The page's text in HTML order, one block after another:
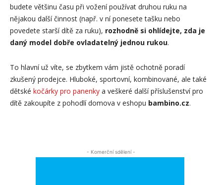
budete většinu času při vožení používat druhou ruku na
nějakou další činnost (např. v ní ponesete tašku nebo
povedete starší dítě za ruku), rozhodně si ohlídejte, zda je
daný model dobře ovladatelný jednou rukou.
To hlavní už víte, se zbytkem vám jistě ochotně poradí
zkušený prodejce. Hluboké, sportovní, kombinované, ale také
dětské kočárky pro panenky a veškeré další příslušenství pro
dítě zakoupíte z pohodlí domova v eshopu bambino.cz.
- Komerční sdělení -